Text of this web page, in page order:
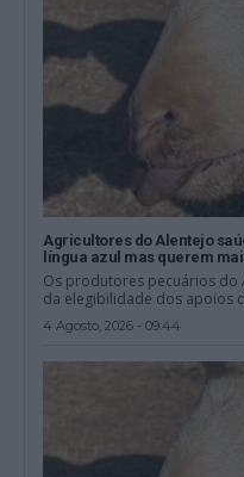
Agricultores do Alentejo
língua azul mas querem
Os produtores pecuários do
da elegibilidade dos apoios
4 Agosto, 2026 - 09:44